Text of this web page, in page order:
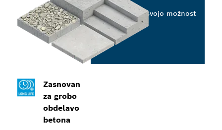
Zasnovan
za grobo
obdelavo
betona
Izberite svojo možnost